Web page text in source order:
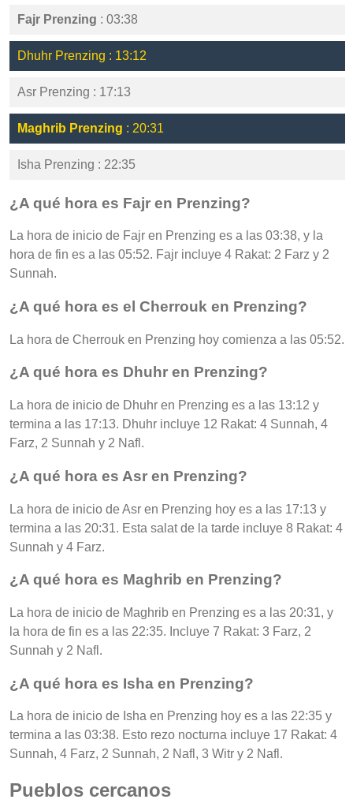
Fajr Prenzing : 03:38
Dhuhr Prenzing : 13:12
Asr Prenzing : 17:13
Maghrib Prenzing : 20:31
Isha Prenzing : 22:35
¿A qué hora es Fajr en Prenzing?
La hora de inicio de Fajr en Prenzing es a las 03:38, y la
hora de fin es a las 05:52. Fajr incluye 4 Rakat: 2 Farz y 2
Sunnah.
¿A qué hora es el Cherrouk en Prenzing?
La hora de Cherrouk en Prenzing hoy comienza a las 05:52.
¿A qué hora es Dhuhr en Prenzing?
La hora de inicio de Dhuhr en Prenzing es a las 13:12 y
termina a las 17:13. Dhuhr incluye 12 Rakat: 4 Sunnah, 4
Farz, 2 Sunnah y 2 Nafl.
¿A qué hora es Asr en Prenzing?
La hora de inicio de Asr en Prenzing hoy es a las 17:13 y
termina a las 20:31. Esta salat de la tarde incluye 8 Rakat: 4
Sunnah y 4 Farz.
¿A qué hora es Maghrib en Prenzing?
La hora de inicio de Maghrib en Prenzing es a las 20:31, y
la hora de fin es a las 22:35. Incluye 7 Rakat: 3 Farz, 2
Sunnah y 2 Nafl.
¿A qué hora es Isha en Prenzing?
La hora de inicio de Isha en Prenzing hoy es a las 22:35 y
termina a las 03:38. Esto rezo nocturna incluye 17 Rakat: 4
Sunnah, 4 Farz, 2 Sunnah, 2 Nafl, 3 Witr y 2 Nafl.
Pueblos cercanos